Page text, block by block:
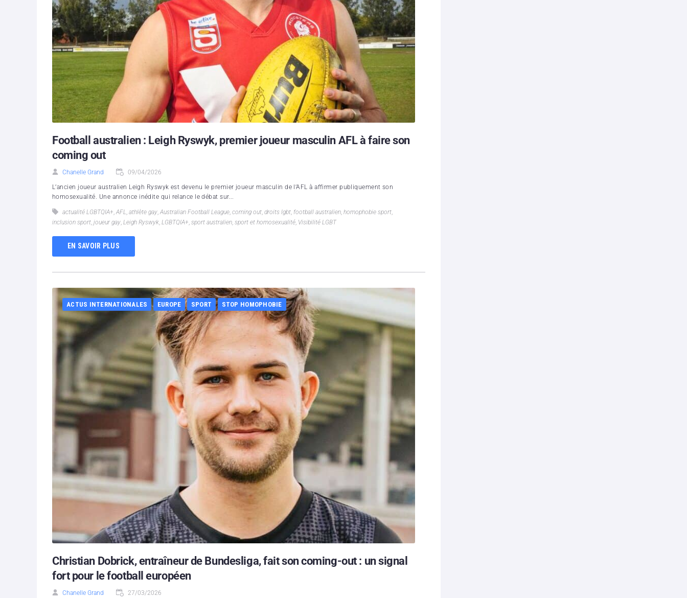
Football australien : Leigh Ryswyk, premier joueur masculin AFL à faire son
coming out
Chanelle Grand 09/04/2026
L’ancien joueur australien Leigh Ryswyk est devenu le premier joueur masculin de l’AFL à affirmer publiquement son
homosexualité. Une annonce inédite qui relance le débat sur...
actualité LGBTQIA+, AFL, athlète gay, Australian Football League, coming out, droits lgbt, football australien, homophobie sport,
inclusion sport, joueur gay, Leigh Ryswyk, LGBTQIA+, sport australien, sport et homosexualité, Visibilité LGBT
EN SAVOIR PLUS
ACTUS INTERNATIONALES EUROPE SPORT STOP HOMOPHOBIE
Christian Dobrick, entraîneur de Bundesliga, fait son coming-out : un signal
fort pour le football européen
Chanelle Grand 27/03/2026